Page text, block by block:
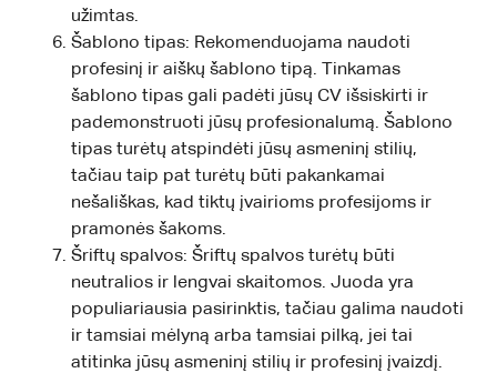
užimtas.
Šablono tipas: Rekomenduojama naudoti
profesinį ir aiškų šablono tipą. Tinkamas
šablono tipas gali padėti jūsų CV išsiskirti ir
pademonstruoti jūsų profesionalumą. Šablono
tipas turėtų atspindėti jūsų asmeninį stilių,
tačiau taip pat turėtų būti pakankamai
nešališkas, kad tiktų įvairioms profesijoms ir
pramonės šakoms.
Šriftų spalvos: Šriftų spalvos turėtų būti
neutralios ir lengvai skaitomos. Juoda yra
populiariausia pasirinktis, tačiau galima naudoti
ir tamsiai mėlyną arba tamsiai pilką, jei tai
atitinka jūsų asmeninį stilių ir profesinį įvaizdį.